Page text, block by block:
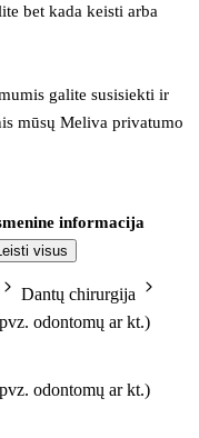
bet kada keisti arba
galite susisiekti ir
mūsų Meliva privatumo
informacija
visus
Dantų chirurgija
odontomų ar kt.)
odontomų ar kt.)